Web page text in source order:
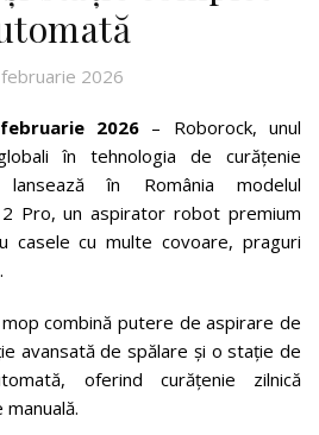
2026
2026 – Roborock, unul
în tehnologia de curățenie
lansează în România modelul
Pro, un aspirator robot premium
casele cu multe covoare, praguri
combină putere de aspirare de
avansată de spălare și o stație de
oferind curățenie zilnică